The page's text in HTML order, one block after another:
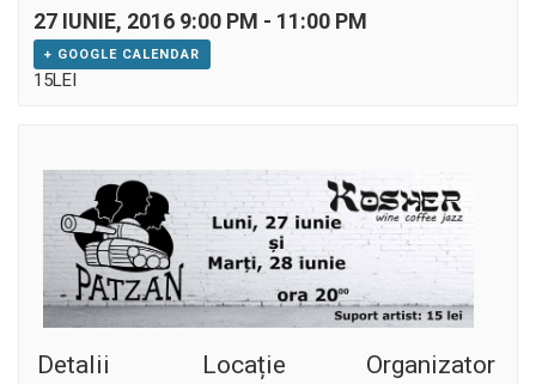
27 IUNIE, 2016 9:00 PM - 11:00 PM
+ GOOGLE CALENDAR
15LEI
Detalii Locație Organizator